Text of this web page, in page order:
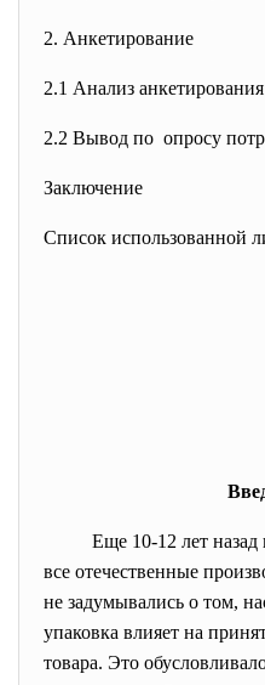
2. Анкетирование
2.1 Анализ анкетирования
2.2 Вывод по опросу
Заключение
Список использованной
Еще 10-12 лет назад
все отечественные
не задумывались о том,
упаковка влияет на
товара. Это